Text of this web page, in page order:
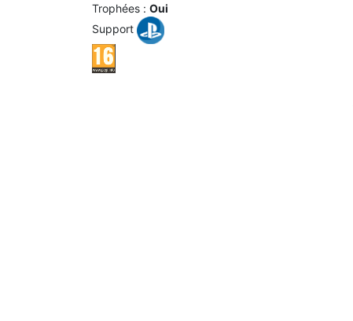
Trophées : Oui
Support